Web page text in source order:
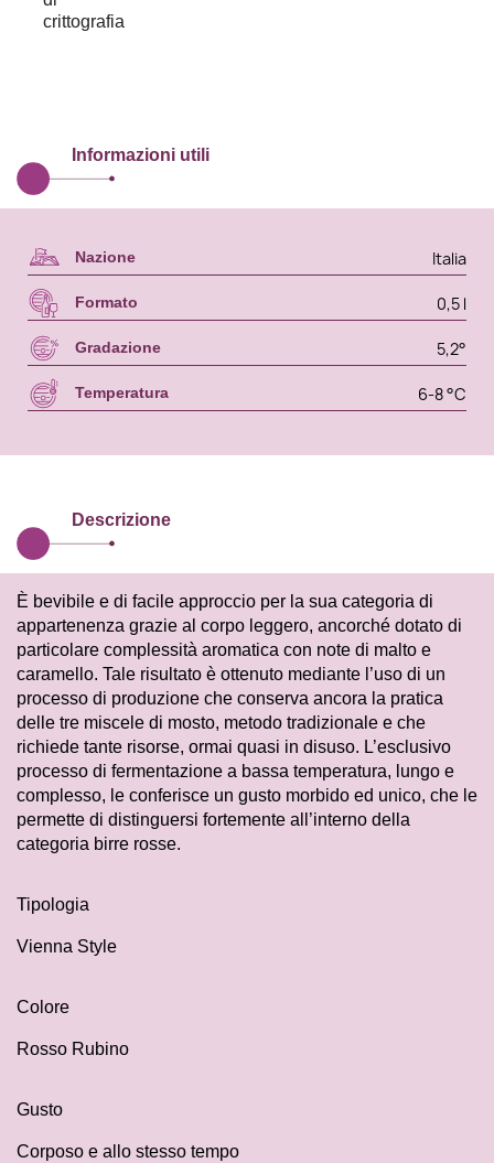
Informazioni utili
Nazione Italia
Formato 0,5 l
Gradazione 5,2°
Temperatura 6-8 °C
Descrizione
È bevibile e di facile approccio per la sua categoria di
appartenenza grazie al corpo leggero, ancorché dotato di
particolare complessità aromatica con note di malto e
caramello. Tale risultato è ottenuto mediante l’uso di un
processo di produzione che conserva ancora la pratica
delle tre miscele di mosto, metodo tradizionale e che
richiede tante risorse, ormai quasi in disuso. L’esclusivo
processo di fermentazione a bassa temperatura, lungo e
complesso, le conferisce un gusto morbido ed unico, che le
permette di distinguersi fortemente all’interno della
categoria birre rosse.
Tipologia
Vienna Style
Colore
Rosso Rubino
Gusto
Corposo e allo stesso tempo